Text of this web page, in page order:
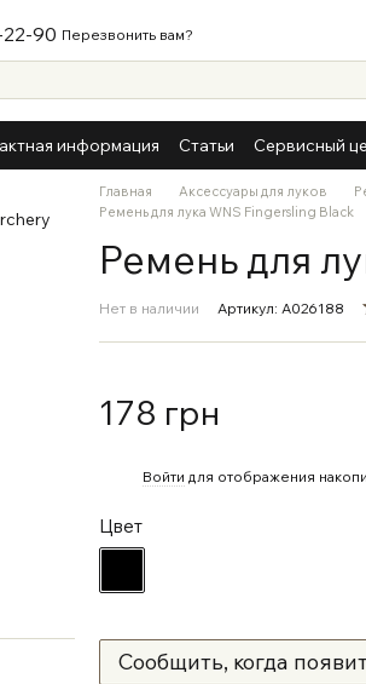
90 Перезвонить вам?
информация Статьи Сервисный
Главная Аксессуары для луков
Ремень для лука WNS Fingersling Black
Ремень для
Нет в наличии Артикул: A026188
178 грн
Войти для отображения
Цвет
Сообщить, когда